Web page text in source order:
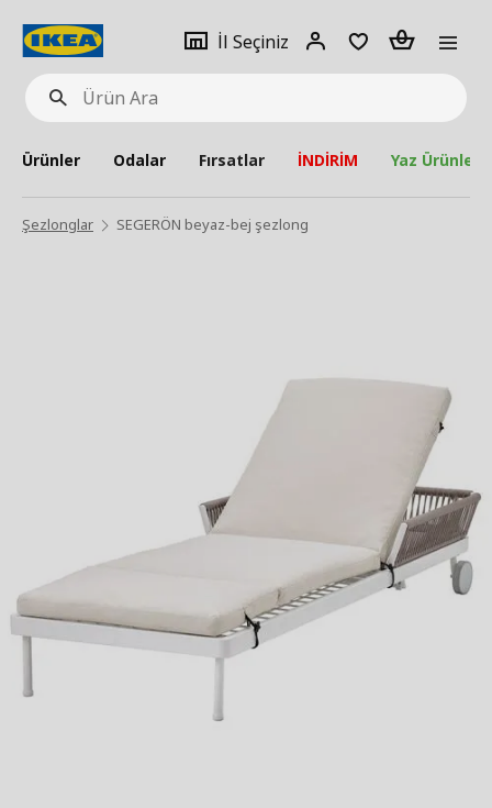
Ürün
Ara
İl Seçiniz
Giriş
Adet
Ürünler Odalar Fırsatlar İNDİRİM Yaz Ürünleri
Şezlonglar SEGERÖN beyaz-bej şezlong